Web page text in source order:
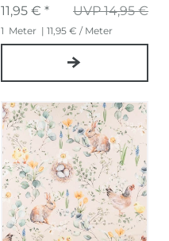
UVP 14,95 €
11,95 € *
1 Meter | 11,95 € / Meter